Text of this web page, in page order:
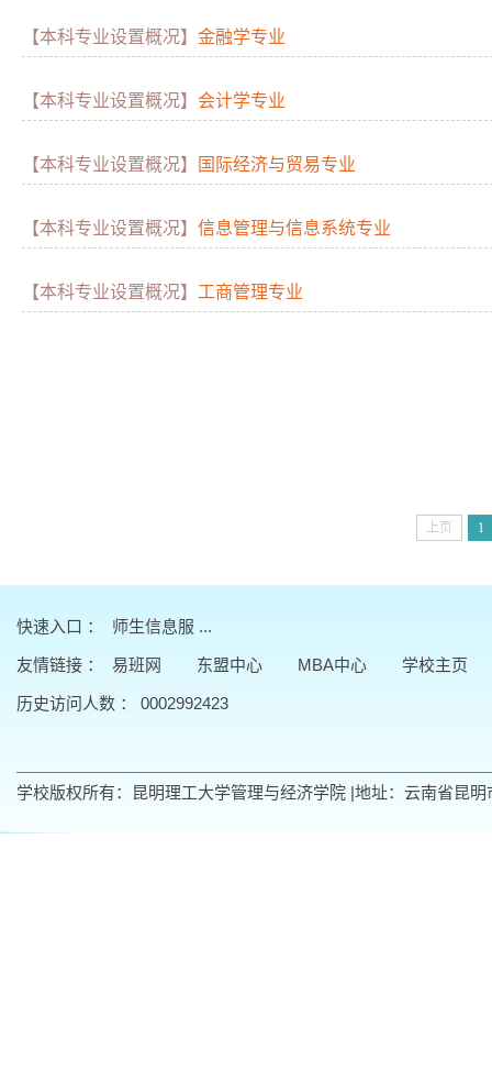
【本科专业设置概况】 金融学专业
【本科专业设置概况】 会计学专业
【本科专业设置概况】 国际经济与贸易专业
【本科专业设置概况】 信息管理与信息系统专业
【本科专业设置概况】 工商管理专业
上页 1
快速入口 ： 师生信息服 ...
友情链接 ： 易班网 东盟中心 MBA中心 学校主页
历史访问人数 ： 0002992423
学校版权所有：昆明理工大学管理与经济学院 |地址：云南省昆